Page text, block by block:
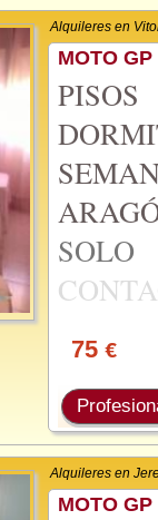
Alquileres en
MOTO
75 €
Alquileres en
MOTO